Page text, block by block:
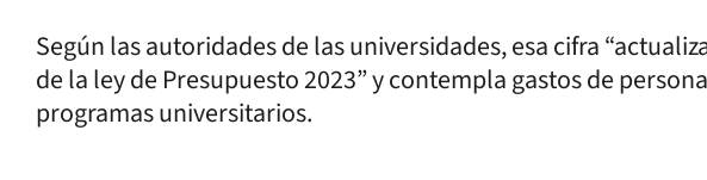
Según las autoridades de las universidades, esa cifra
de la ley de Presupuesto 2023” y contempla gastos de
programas universitarios.